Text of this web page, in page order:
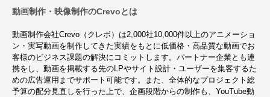
動画制作・映像制作のCrevoとは
動画制作会社Crevo（クレボ）は2,000社10,000件以上のアニメーショ
ン・実写動画を制作してきた実績をもとに低価格・高品質な動画でお
客様のビジネス課題の解決にコミットします。パートナー企業とも連
携をし、動画を掲載する先のLPやサイト設計・ユーザーを集客するた
めの広告運用までサポート可能です。また、全体的なプロジェクト総
予算の配分見直しを行った上で、企画段階からの制作も、YouTube動